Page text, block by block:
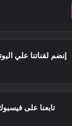
إنضم لقناتنا علي
تابعنا على